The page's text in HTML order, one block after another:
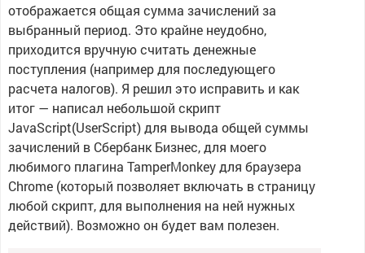
отображается общая сумма зачислений за
выбранный период. Это крайне неудобно,
приходится вручную считать денежные
поступления (например для последующего
расчета налогов). Я решил это исправить и как
итог — написал небольшой скрипт
JavaScript(UserScript) для вывода общей суммы
зачислений в Сбербанк Бизнес, для моего
любимого плагина TamperMonkey для браузера
Chrome (который позволяет включать в страницу
любой скрипт, для выполнения на ней нужных
действий). Возможно он будет вам полезен.